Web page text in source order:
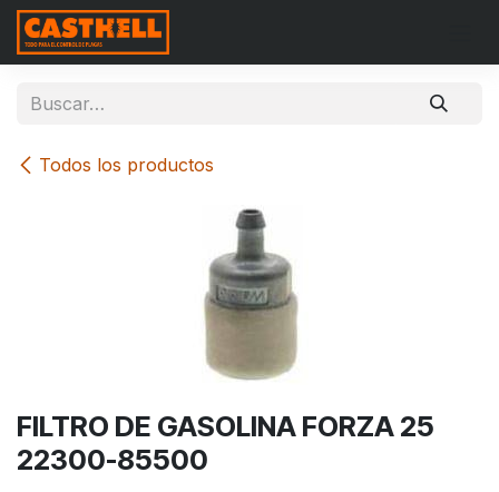
Ir al contenido
Todos los productos
FILTRO DE GASOLINA FORZA 25
22300-85500